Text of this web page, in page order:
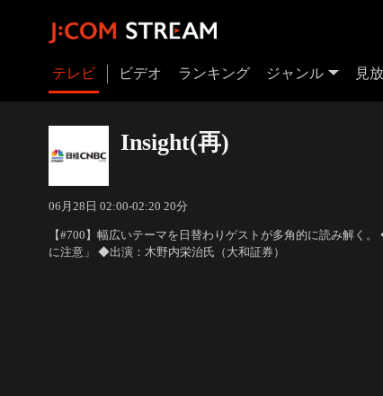
テレビ ビデオ ランキング ジャンル 見
Insight(再)
06月28日 02:00-02:20 20分
【#700】幅広いテーマを日替わりゲストが多角的に読み解く
に注意」 ◆出演：木野内栄治氏（大和証券）